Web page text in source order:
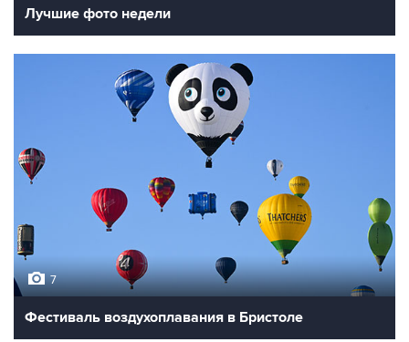
Лучшие фото недели
7
Фестиваль воздухоплавания в Бристоле